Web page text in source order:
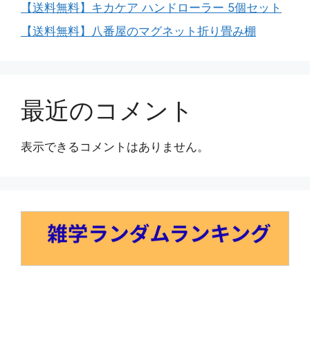
【送料無料】キカケア ハンドローラー 5個セット
【送料無料】八番屋のマグネット折り畳み棚
最近のコメント
表示できるコメントはありません。